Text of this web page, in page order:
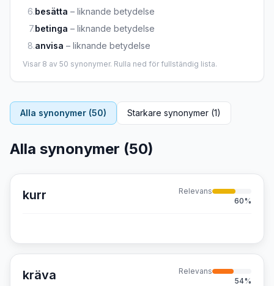
6.besätta – liknande betydelse
7.betinga – liknande betydelse
8.anvisa – liknande betydelse
Visar 8 av 50 synonymer. Rulla ned för fullständig lista.
Alla synonymer (50) Starkare synonymer (1)
Alla synonymer (50)
kurr
Relevans
60%
kräva
Relevans
54%